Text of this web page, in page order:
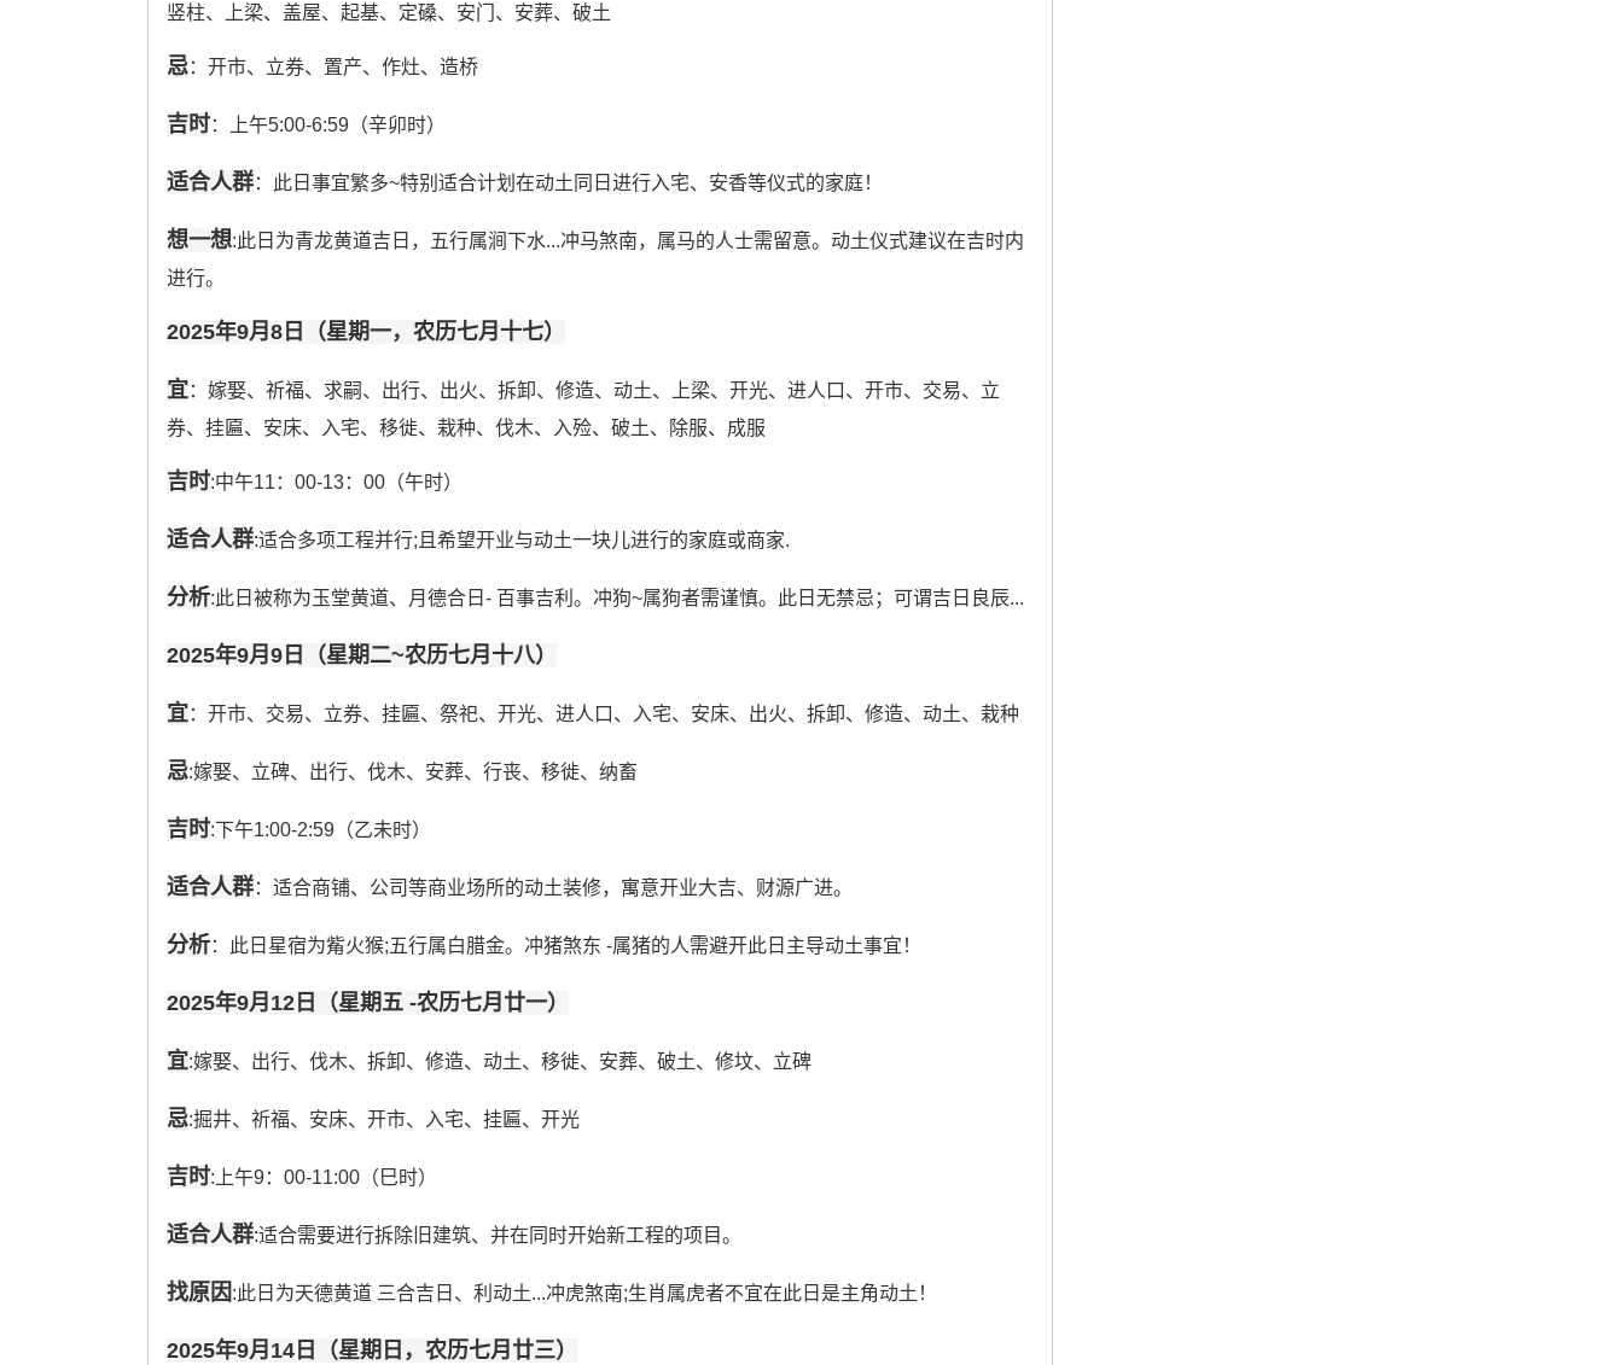
竖柱、上梁、盖屋、起基、定磉、安门、安葬、破土
忌：开市、立券、置产、作灶、造桥
吉时：上午5:00-6:59（辛卯时）
适合人群：此日事宜繁多~特别适合计划在动土同日进行入宅、安香等仪式的家庭！
想一想:此日为青龙黄道吉日，五行属涧下水...冲马煞南，属马的人士需留意。动土仪式建议在吉时内
进行。
2025年9月8日（星期一，农历七月十七）
宜：嫁娶、祈福、求嗣、出行、出火、拆卸、修造、动土、上梁、开光、进人口、开市、交易、立
券、挂匾、安床、入宅、移徙、栽种、伐木、入殓、破土、除服、成服
吉时:中午11：00-13：00（午时）
适合人群:适合多项工程并行;且希望开业与动土一块儿进行的家庭或商家.
分析:此日被称为玉堂黄道、月德合日- 百事吉利。冲狗~属狗者需谨慎。此日无禁忌；可谓吉日良辰...
2025年9月9日（星期二~农历七月十八）
宜：开市、交易、立券、挂匾、祭祀、开光、进人口、入宅、安床、出火、拆卸、修造、动土、栽种
忌:嫁娶、立碑、出行、伐木、安葬、行丧、移徙、纳畜
吉时:下午1:00-2:59（乙未时）
适合人群：适合商铺、公司等商业场所的动土装修，寓意开业大吉、财源广进。
分析：此日星宿为觜火猴;五行属白腊金。冲猪煞东 -属猪的人需避开此日主导动土事宜！
2025年9月12日（星期五 -农历七月廿一）
宜:嫁娶、出行、伐木、拆卸、修造、动土、移徙、安葬、破土、修坟、立碑
忌:掘井、祈福、安床、开市、入宅、挂匾、开光
吉时:上午9：00-11:00（巳时）
适合人群:适合需要进行拆除旧建筑、并在同时开始新工程的项目。
找原因 :此日为天德黄道 三合吉日、利动土...冲虎煞南;生肖属虎者不宜在此日是主角动土！
2025年9月14日（星期日，农历七月廿三）